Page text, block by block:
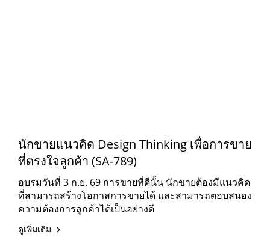
นักขายแนวคิด Design Thinking เพื่อการขาย
ที่ตรงใจลูกค้า (SA-789)
อบรมวันที่ 3 ก.ย. 69 การขายที่ดีนั้น นักขายต้องมีแนวคิด
ที่สามารถสร้างโอกาสการขายได้ และสามารถตอบสนอง
ความต้องการลูกค้าได้เป็นอย่างดี
ดูเพิ่มเติม